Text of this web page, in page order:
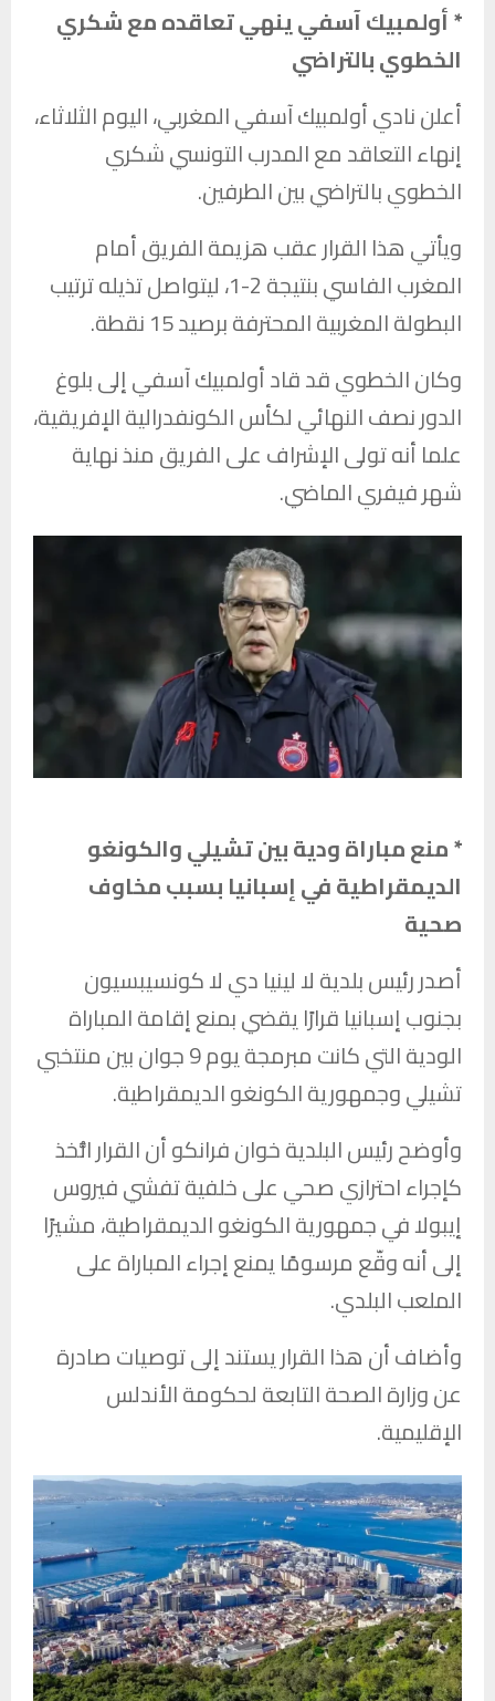
* أولمبيك آسفي ينهي تعاقده مع شكري
الخطوي بالتراضي
أعلن نادي أولمبيك آسفي المغربي، اليوم الثلاثاء،
إنهاء التعاقد مع المدرب التونسي شكري
الخطوي بالتراضي بين الطرفين.
ويأتي هذا القرار عقب هزيمة الفريق أمام
المغرب الفاسي بنتيجة 2-1، ليتواصل تذيله ترتيب
البطولة المغربية المحترفة برصيد 15 نقطة.
وكان الخطوي قد قاد أولمبيك آسفي إلى بلوغ
الدور نصف النهائي لكأس الكونفدرالية الإفريقية،
علما أنه تولى الإشراف على الفريق منذ نهاية
شهر فيفري الماضي.
* منع مباراة ودية بين تشيلي والكونغو
الديمقراطية في إسبانيا بسبب مخاوف
صحية
أصدر رئيس بلدية لا لينيا دي لا كونسيبسيون
بجنوب إسبانيا قرارًا يقضي بمنع إقامة المباراة
الودية التي كانت مبرمجة يوم 9 جوان بين منتخبي
تشيلي وجمهورية الكونغو الديمقراطية.
وأوضح رئيس البلدية خوان فرانكو أن القرار اتُّخذ
كإجراء احترازي صحي على خلفية تفشي فيروس
إيبولا في جمهورية الكونغو الديمقراطية، مشيرًا
إلى أنه وقّع مرسومًا يمنع إجراء المباراة على
الملعب البلدي.
وأضاف أن هذا القرار يستند إلى توصيات صادرة
عن وزارة الصحة التابعة لحكومة الأندلس
الإقليمية.